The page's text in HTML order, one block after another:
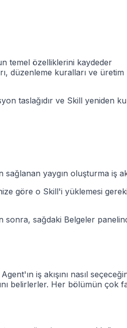
temel özelliklerini kaydeder
düzenleme kuralları ve
taslağıdır ve Skill yeniden
yaygın oluşturma iş
göre o Skill'i yüklemesi
sağdaki Belgeler
iş akışını nasıl
belirlerler. Her bölümün çok